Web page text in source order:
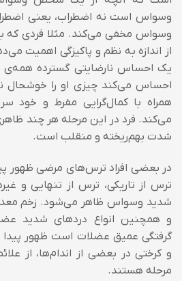
وسواس است نه اضطراب، یعنی
وسواس مخفی می‌کند. مثلا فردی که
از اندازه به نظم و پاکیزگی اهمیت
یک احساس نارضایتی گسترده همه‌ی
احساس می‌کند چیزی او را خوشحال
همراه با کمال‌گرایی مفرط و خود
می‌کند. فرد در این مرحله هر چند
شدت بهم‌ریخته و منقلب است.
در بعضی افراد ترس‌های مرضی ظهور
ترس از تاریکی، ترس از تنهایی و
شدید وسواس ظاهر می‌شود. زخم
و همچنین انواع دردهای شدید
گرفتگی عمیق عضلات است ظهور پیدا
و کرختی در بعضی از اندام‌ها، از
مرحله هستند.